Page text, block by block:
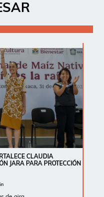
CLAUDIA
JARA PARA PROTECCIÓN